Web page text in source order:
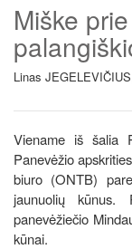
Miške
Linas
Viename iš šalia
Panevėžio
biuro (ONTB)
jaunuolių
panevėžiečio
kūnai.